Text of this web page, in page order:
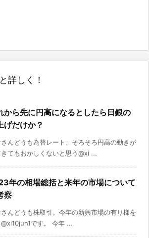
詳しく！
から先に円高になるとしたら日銀の
げだけか？
んどうも為替レート。そろそろ円高の動きが
きてもおかしくないと思う@xi ...
年の相場総括と来年の市場について
察
んどうも株取引。今年の新興市場の有り様を
です。 今年 ...